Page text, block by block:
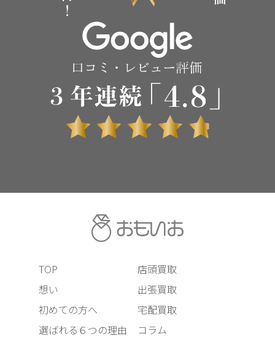
TOP
想い
初めての方へ
選ばれる６つの理由
店頭買取
出張買取
宅配買取
コラム